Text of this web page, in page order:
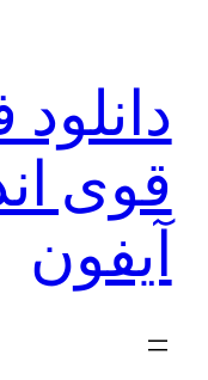
قوی
آیفون